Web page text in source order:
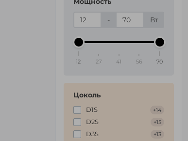
- Вт
12 27 41 56 70
Цоколь
D1S +14
D2S +15
D3S +13